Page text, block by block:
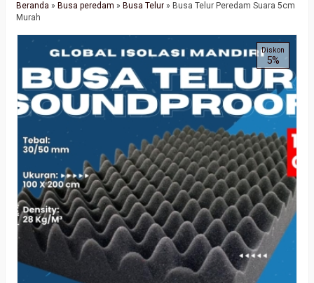
Beranda » Busa peredam » Busa Telur » Busa Telur Peredam Suara 5cm
Murah
Diskon
5%